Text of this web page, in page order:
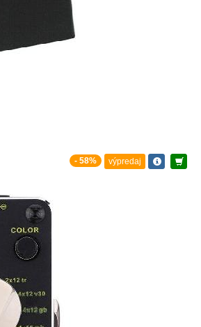
- 58% výpredaj